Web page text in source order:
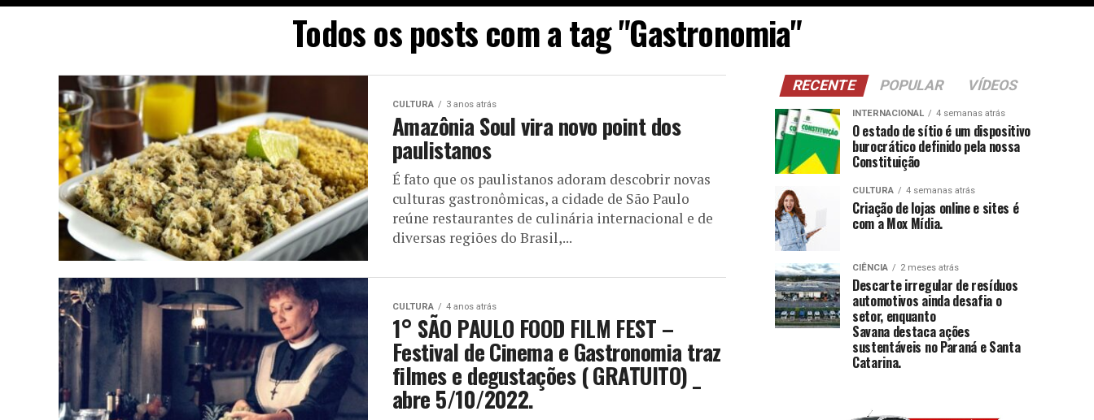
Todos os posts com a tag "Gastronomia"
CULTURA 3 anos atrás
Amazônia Soul vira novo point dos
paulistanos
É fato que os paulistanos adoram descobrir novas
culturas gastronômicas, a cidade de São Paulo
reúne restaurantes de culinária internacional e de
diversas regiões do Brasil,...
CULTURA 4 anos atrás
1° SÃO PAULO FOOD FILM FEST –
Festival de Cinema e Gastronomia traz
filmes e degustações ( GRATUITO) _
abre 5/10/2022.
RECENTE POPULAR VÍDEOS
INTERNACIONAL 4 semanas atrás
O estado de sítio é um dispositivo
burocrático definido pela nossa
Constituição
CULTURA 4 semanas atrás
Criação de lojas online e sites é
com a Mox Mídia.
CIÊNCIA 2 meses atrás
Descarte irregular de resíduos
automotivos ainda desafia o
setor, enquanto
Savana destaca ações
sustentáveis no Paraná e Santa
Catarina.